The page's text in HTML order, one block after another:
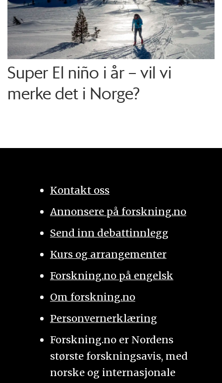
Super El niño i år – vil vi
merke det i Norge?
Kontakt oss
Annonsere på forskning.no
Send inn debattinnlegg
Kurs og arrangementer
Forskning.no på engelsk
Om forskning.no
Personvernerklæring
Forskning.no er Nordens
største forskningsavis, med
norske og internasjonale